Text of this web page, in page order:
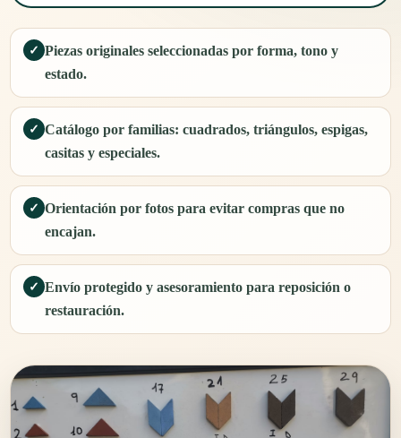
✓ Piezas originales seleccionadas por forma, tono y
estado.
✓ Catálogo por familias: cuadrados, triángulos, espigas,
casitas y especiales.
✓ Orientación por fotos para evitar compras que no
encajan.
✓ Envío protegido y asesoramiento para reposición o
restauración.